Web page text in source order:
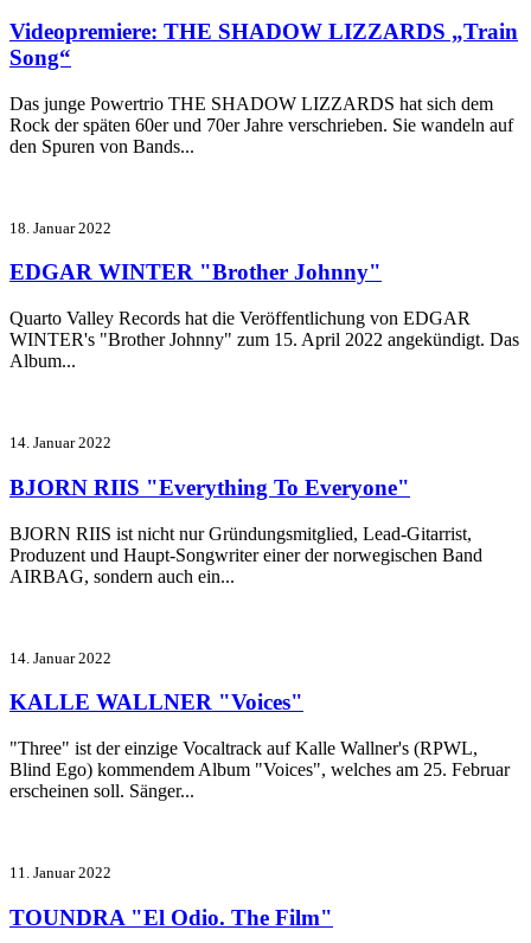
Videopremiere: THE SHADOW LIZZARDS „Train
Song“
Das junge Powertrio THE SHADOW LIZZARDS hat sich dem
Rock der späten 60er und 70er Jahre verschrieben. Sie wandeln auf
den Spuren von Bands...
18. Januar 2022
EDGAR WINTER "Brother Johnny"
Quarto Valley Records hat die Veröffentlichung von EDGAR
WINTER's "Brother Johnny" zum 15. April 2022 angekündigt. Das
Album...
14. Januar 2022
BJORN RIIS "Everything To Everyone"
BJORN RIIS ist nicht nur Gründungsmitglied, Lead-Gitarrist,
Produzent und Haupt-Songwriter einer der norwegischen Band
AIRBAG, sondern auch ein...
14. Januar 2022
KALLE WALLNER "Voices"
"Three" ist der einzige Vocaltrack auf Kalle Wallner's (RPWL,
Blind Ego) kommendem Album "Voices", welches am 25. Februar
erscheinen soll. Sänger...
11. Januar 2022
TOUNDRA "El Odio. The Film"